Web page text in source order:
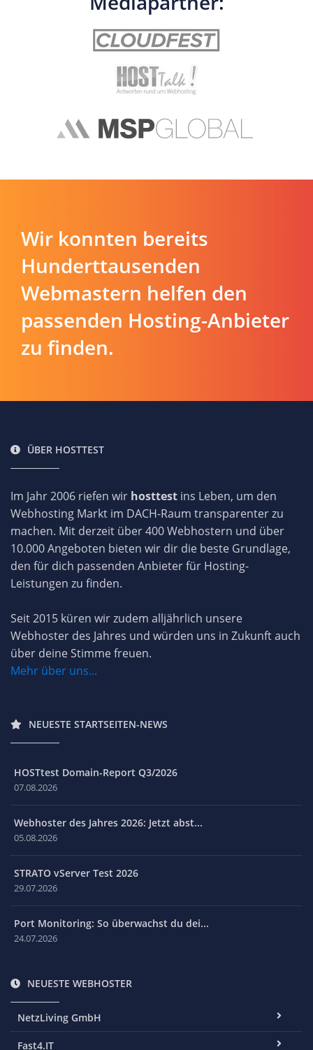
Wir konnten bereits
Hunderttausenden
Webmastern helfen den
passenden Hosting-Anbieter
zu finden.
ÜBER HOSTTEST
Im Jahr 2006 riefen wir hosttest ins Leben, um den
Webhosting Markt im DACH-Raum transparenter zu
machen. Mit derzeit über 400 Webhostern und über
10.000 Angeboten bieten wir dir die beste Grundlage,
den für dich passenden Anbieter für Hosting-
Leistungen zu finden.
Seit 2015 küren wir zudem alljährlich unsere
Webhoster des Jahres und würden uns in Zukunft auch
über deine Stimme freuen.
Mehr über uns...
NEUESTE STARTSEITEN-NEWS
HOSTtest Domain-Report Q3/2026
07.08.2026
Webhoster des Jahres 2026: Jetzt abst...
05.08.2026
STRATO vServer Test 2026
29.07.2026
Port Monitoring: So überwachst du dei...
24.07.2026
NEUESTE WEBHOSTER
NetzLiving GmbH
Fast4.IT